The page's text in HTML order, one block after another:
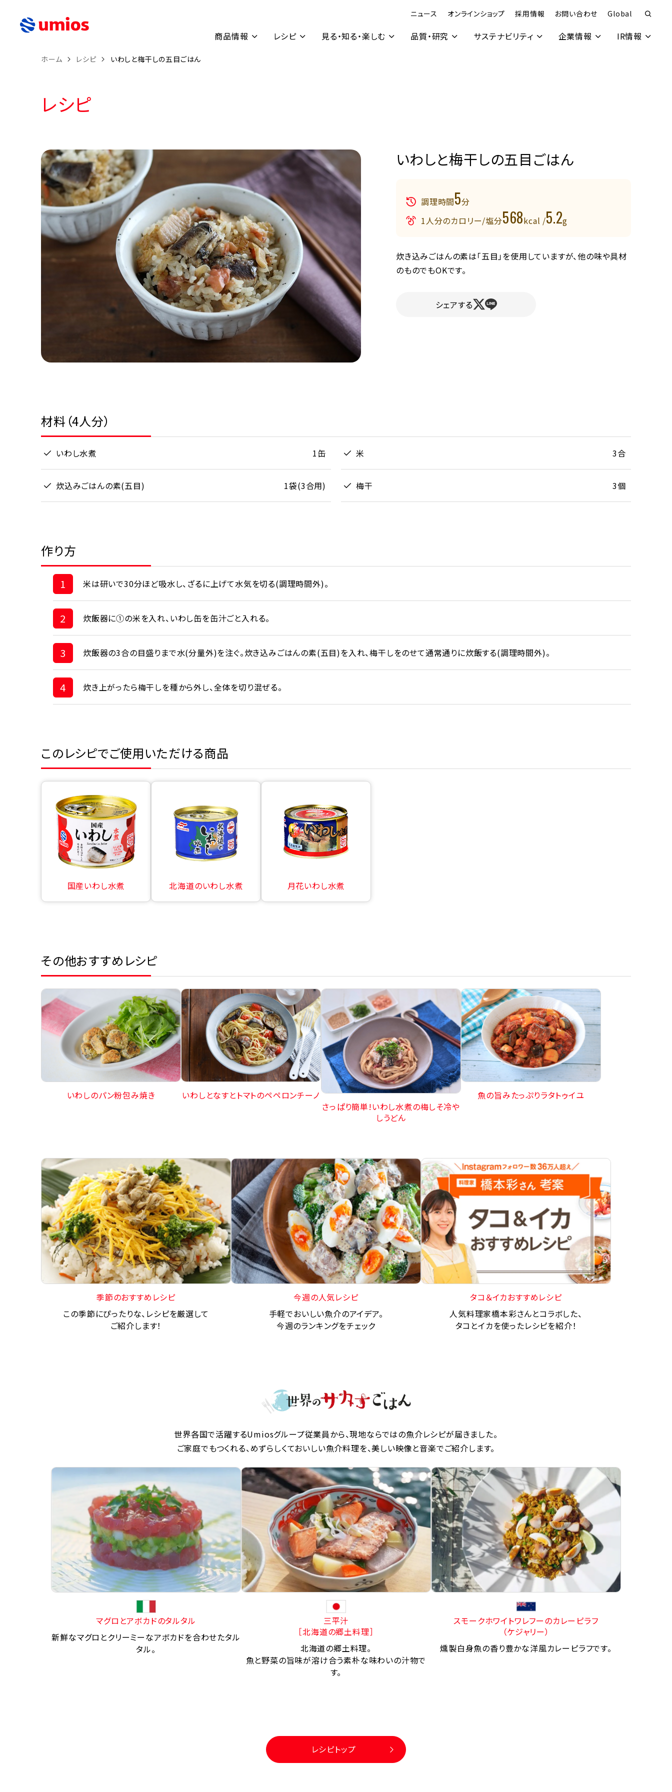
ニュース オンラインショップ 採用情報 お問い合わせ Global
商品情報 レシピ 見る・知る・楽しむ 品質・研究 サステナビリティ 企業情報 IR情報
ホーム レシピ いわしと梅干しの五目ごはん
レシピ
いわしと梅干しの五目ごはん
調理時間5分
1人分のカロリー/塩分568kcal /5.2g
炊き込みごはんの素は「五目」を使用していますが、他の味や具材
のものでもOKです。
シェアする
材料（4人分）
いわし水煮 1缶 米 3合
炊込みごはんの素(五目) 1袋(3合用) 梅干 3個
作り方
1 米は研いで30分ほど吸水し、ざるに上げて水気を切る(調理時間外)。
2 炊飯器に①の米を入れ、いわし缶を缶汁ごと入れる。
3 炊飯器の3合の目盛りまで水(分量外)を注ぐ。炊き込みごはんの素(五目)を入れ、梅干しをのせて通常通りに炊飯する(調理時間外)。
4 炊き上がったら梅干しを種から外し、全体を切り混ぜる。
このレシピでご使用いただける商品
国産いわし水煮 北海道のいわし水煮 月花いわし水煮
その他おすすめレシピ
いわしのパン粉包み焼き
いわしとなすとトマトのペペロンチーノ
さっぱり簡単!いわし水煮の梅しそ冷や
しうどん
魚の旨みたっぷりラタトゥイユ
季節のおすすめレシピ
この季節にぴったりな、レシピを厳選して
ご紹介します！
今週の人気レシピ
手軽でおいしい魚介のアイデア。
今週のランキングをチェック
タコ＆イカおすすめレシピ
人気料理家橋本彩さんとコラボした、
タコとイカを使ったレシピを紹介！
世界各国で活躍するUmiosグループ従業員から、現地ならではの魚介レシピが届きました。
ご家庭でもつくれる、めずらしくておいしい魚介料理を、美しい映像と音楽でご紹介します。
マグロとアボカドのタルタル
新鮮なマグロとクリーミーなアボカドを合わせたタル
タル。
三平汁
［北海道の郷土料理］
北海道の郷土料理。
魚と野菜の旨味が溶け合う素朴な味わいの汁物で
す。
スモークホワイトワレフーのカレーピラフ
（ケジャリー）
燻製白身魚の香り豊かな洋風カレーピラフです。
レシピトップ